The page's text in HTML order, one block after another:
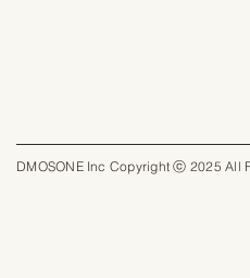
DMOSONE Inc Copyright ⓒ 2025 All